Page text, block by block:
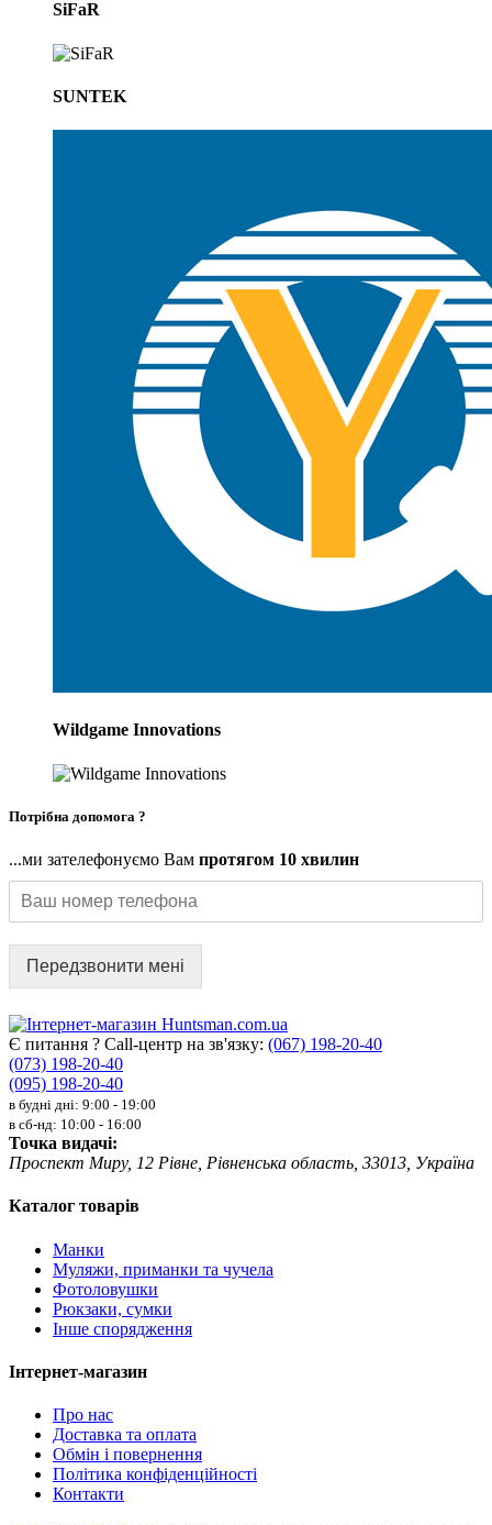
SiFaR
SUNTEK
Wildgame Innovations
Потрібна допомога ?
...ми зателефонуємо Вам протягом 10 хвилин
Передзвонити мені
Є питання ? Call-центр на зв'язку: (067) 198-20-40
(073) 198-20-40
(095) 198-20-40
в будні дні: 9:00 - 19:00
в сб-нд: 10:00 - 16:00
Точка видачі:
Проспект Миру, 12 Рівне, Рівненська область, 33013, Україна
Каталог товарів
Манки
Муляжи, приманки та чучела
Фотоловушки
Рюкзаки, сумки
Інше спорядження
Інтернет-магазин
Про нас
Доставка та оплата
Обмін і повернення
Політика конфіденційності
Контакти